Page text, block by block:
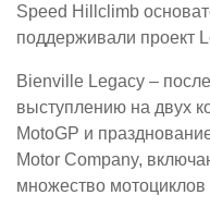
Speed Hillclimb
поддерживали проект
Bienville Legacy –
выступлению на двух
MotoGP и
Motor Company,
множество мотоциклов